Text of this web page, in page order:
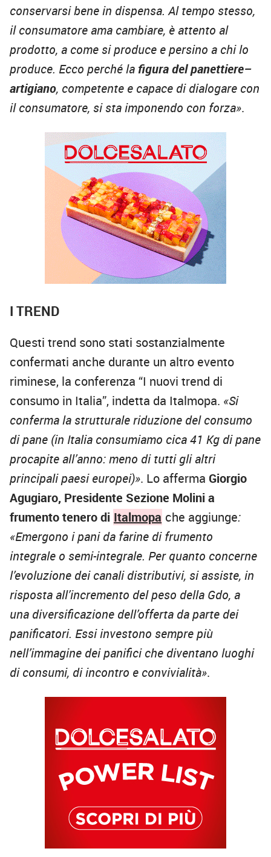
conservarsi bene in dispensa. Al tempo stesso,
il consumatore ama cambiare, è attento al
prodotto, a come si produce e persino a chi lo
produce. Ecco perché la figura del panettiere–
artigiano, competente e capace di dialogare con
il consumatore, si sta imponendo con forza».
I TREND
Questi trend sono stati sostanzialmente
confermati anche durante un altro evento
riminese, la conferenza “I nuovi trend di
consumo in Italia”, indetta da Italmopa. «Si
conferma la strutturale riduzione del consumo
di pane (in Italia consumiamo cica 41 Kg di pane
procapite all’anno: meno di tutti gli altri
principali paesi europei)». Lo afferma Giorgio
Agugiaro, Presidente Sezione Molini a
frumento tenero di Italmopa che aggiunge:
«Emergono i pani da farine di frumento
integrale o semi-integrale. Per quanto concerne
l’evoluzione dei canali distributivi, si assiste, in
risposta all’incremento del peso della Gdo, a
una diversificazione dell’offerta da parte dei
panificatori. Essi investono sempre più
nell’immagine dei panifici che diventano luoghi
di consumi, di incontro e convivialità».